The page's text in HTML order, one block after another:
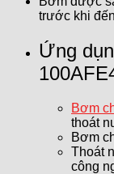
trước khi
Ứng
Bơm
thoát
Bơm
Thoát
công